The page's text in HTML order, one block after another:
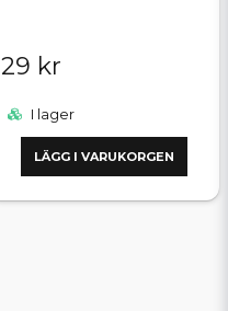
29 kr
I lager
LÄGG I VARUKORGEN